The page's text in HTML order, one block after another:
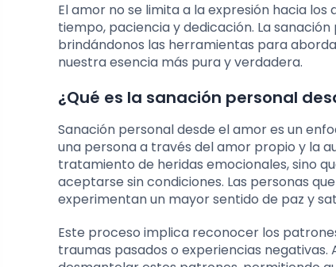
El amor no se limita a la expresión hacia
tiempo, paciencia y dedicación. La
brindándonos las herramientas para
nuestra esencia más pura y verdadera.
¿Qué es la sanación personal
Sanación personal desde el amor es un
una persona a través del amor propio y la
tratamiento de heridas emocionales, sino
aceptarse sin condiciones. Las personas
experimentan un mayor sentido de paz y
Este proceso implica reconocer los
traumas pasados o experiencias